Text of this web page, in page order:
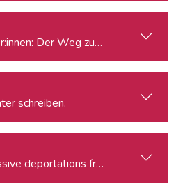
Der Weg zum eigenen
schreiben.
deportations from the US?